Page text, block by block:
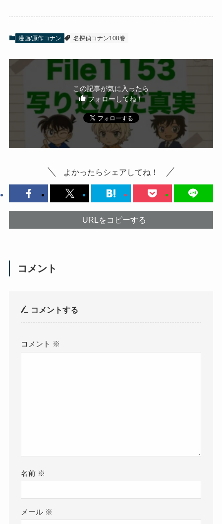
漫画/原作コナン 名探偵コナン108巻
この記事が気に入ったら
フォローしてね！
よかったらシェアしてね！
URLをコピーする
コメント
コメントする
コメント ※
名前 ※
メール ※